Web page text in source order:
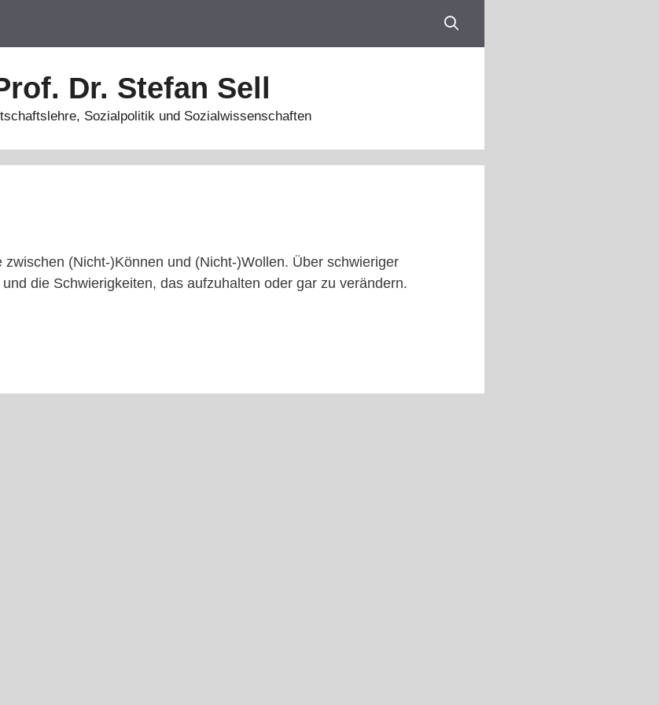
Dr. Stefan Sell
Sozialpolitik und Sozialwissenschaften
(Nicht-)Können und (Nicht-)Wollen. Über schwieriger
die Schwierigkeiten, das aufzuhalten oder gar zu verändern.